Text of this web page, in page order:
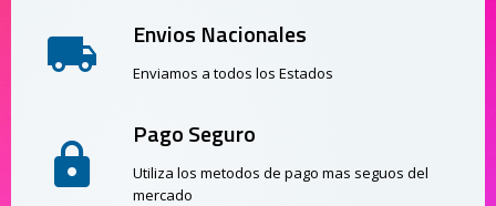
Envios Nacionales
Enviamos a todos los Estados
Pago Seguro
Utiliza los metodos de pago mas seguos del
mercado